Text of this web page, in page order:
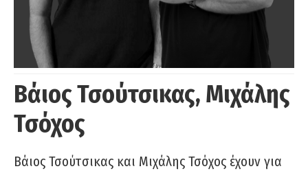
Βάιος Τσούτσικας, Μιχάλης
Τσόχος
Βάιος Τσούτσικας και Μιχάλης Τσόχος έχουν για